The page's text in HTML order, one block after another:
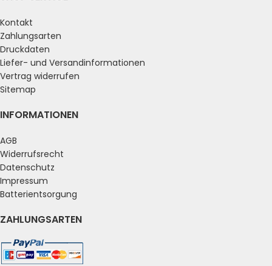
Kontakt
Zahlungsarten
Druckdaten
Liefer- und Versandinformationen
Vertrag widerrufen
Sitemap
INFORMATIONEN
AGB
Widerrufsrecht
Datenschutz
Impressum
Batterientsorgung
ZAHLUNGSARTEN